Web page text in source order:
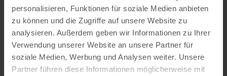
personalisieren, Funktionen für soziale Medien anbieten
zu können und die Zugriffe auf unsere Website zu
analysieren. Außerdem geben wir Informationen zu Ihrer
Verwendung unserer Website an unsere Partner für
soziale Medien, Werbung und Analysen weiter. Unsere
Partner führen diese Informationen möglicherweise mit